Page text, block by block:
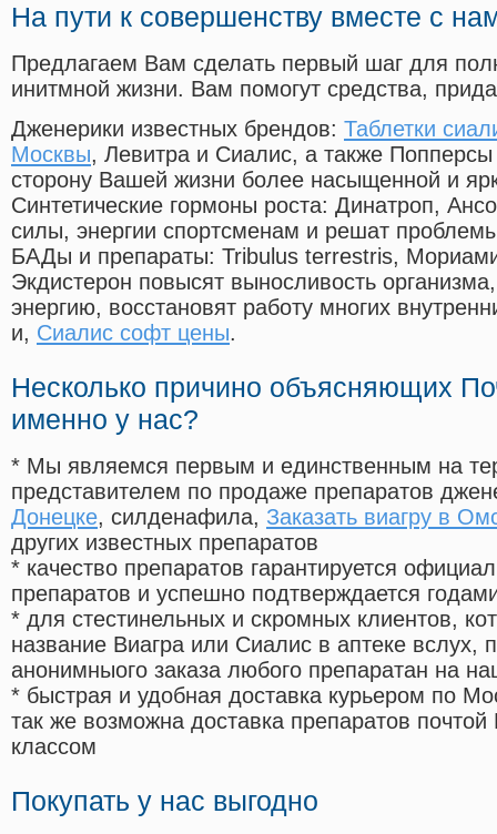
На пути к совершенству вместе с
Предлагаем Вам сделать первый шаг для
инитмной жизни. Вам помогут средства,
Дженерики известных брендов: Таблетки
Москвы, Левитра и Сиалис, а также
сторону Вашей жизни более насыщенной и
Синтетические гормоны роста: Динатроп,
силы, энергии спортсменам и решат
БАДы и препараты: Tribulus terrestris,
Экдистерон повысят выносливость
энергию, восстановят работу многих
и, Сиалис софт цены.
Несколько причино объясняющих
именно у нас?
* Мы являемся первым и единственным на
представителем по продаже препаратов
Донецке, силденафила, Заказать виагру в
других известных препаратов
* качество препаратов гарантируется
препаратов и успешно подтверждается
* для стестинельных и скромных клиентов,
название Виагра или Сиалис в аптеке вслух,
анонимныого заказа любого препаратан на
* быстрая и удобная доставка курьером по
так же возможна доставка препаратов
классом
Покупать у нас выгодно